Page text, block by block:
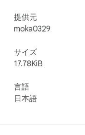
提供元
moka0329
サイズ
17.78KiB
言語
日本語